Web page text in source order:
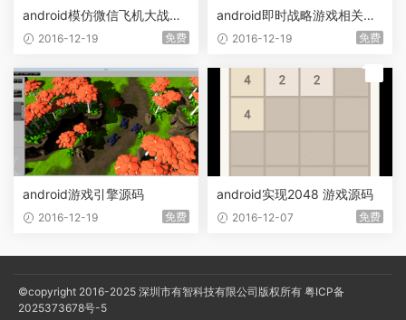
android模仿微信飞机大战源
码 2016-12-19 免费
android即时战略游戏相关源
码 2016-12-19 免费
android游戏引擎源码
2016-12-19 免费
android实现2048 游戏源码
2016-12-07 免费
©copyright 2016-2025 深圳市有智科技有限公司版权所有 粤ICP备
2025373678号-5